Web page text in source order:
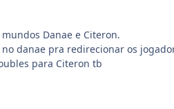
Danae e Citeron.
danae pra redirecionar os
para Citeron tb